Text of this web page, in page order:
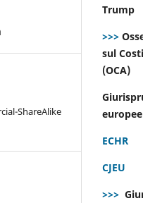
ShareAlike
Trump
>>>
sul
(OCA)
europee
ECHR
CJEU
>>>